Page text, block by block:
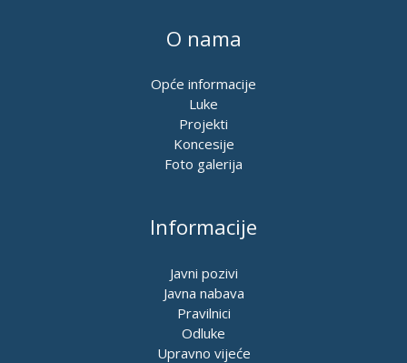
O nama
Opće informacije
Luke
Projekti
Koncesije
Foto galerija
Informacije
Javni pozivi
Javna nabava
Pravilnici
Odluke
Upravno vijeće